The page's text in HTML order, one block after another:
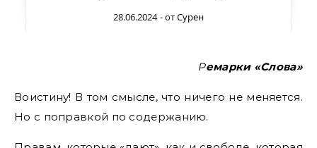
28.06.2024 - отСурен
Ремарки «Слова»
Воистину! В том смысле, что ничего не меняется.
Но с поправкой по содержанию.